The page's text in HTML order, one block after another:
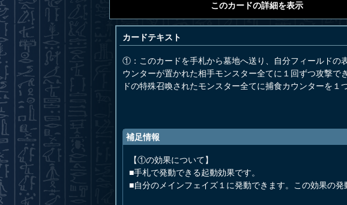
このカードの詳細を表示
カードテキスト
①：このカードを手札から墓地へ送り、自分フィールドの
ウンターが置かれた相手モンスター全てに１回ずつ攻撃
ドの特殊召喚されたモンスター全てに捕食カウンターを
補足情報
【①の効果について】
■手札で発動できる起動効果です。
■自分のメインフェイズ１に発動できます。この効果の